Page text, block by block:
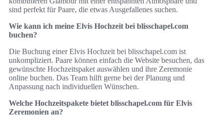
sind perfekt für Paare, die etwas Ausgefallenes suchen.
Wie kann ich meine Elvis Hochzeit bei blisschapel.com
buchen?
Die Buchung einer Elvis Hochzeit bei blisschapel.com ist
unkompliziert. Paare können einfach die Website besuchen, das
gewünschte Hochzeitspaket auswählen und ihre Zeremonie
online buchen. Das Team hilft gerne bei der Planung und
Anpassung nach individuellen Wünschen.
Welche Hochzeitspakete bietet blisschapel.com für Elvis
Zeremonien an?